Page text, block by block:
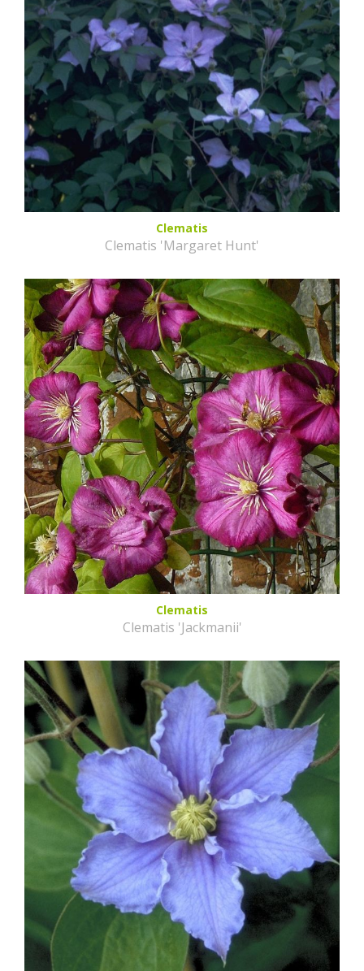
Clematis
Clematis 'Margaret Hunt'
Clematis
Clematis 'Jackmanii'